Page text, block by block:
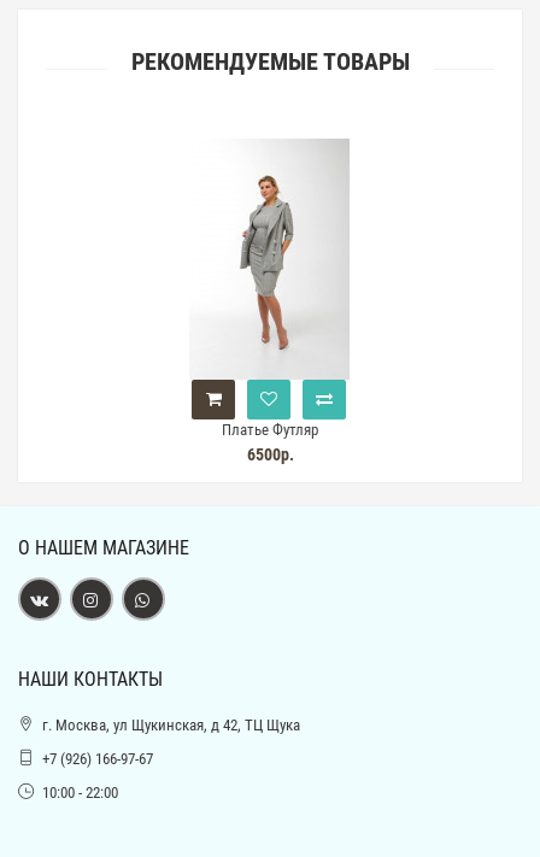
РЕКОМЕНДУЕМЫЕ ТОВАРЫ
Платье Футляр
6500р.
О НАШЕМ МАГАЗИНЕ
НАШИ КОНТАКТЫ
г. Москва, ул Щукинская, д 42, ТЦ Щука
+7 (926) 166-97-67
10:00 - 22:00